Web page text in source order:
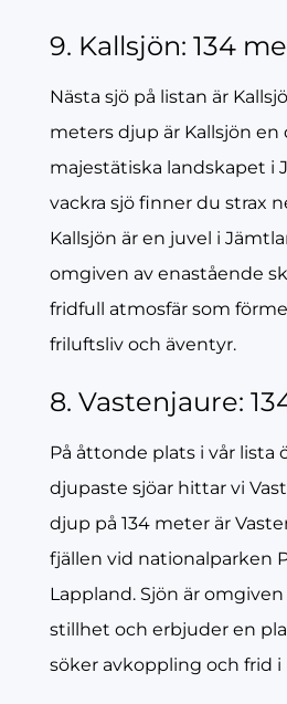
9. Kallsjön: 134
Nästa sjö på listan är
meters djup är Kallsjön en
majestätiska landskapet i
vackra sjö finner du strax
Kallsjön är en juvel i
omgiven av enastående
fridfull atmosfär som
friluftsliv och äventyr.
8. Vastenjaure:
På åttonde plats i vår lista
djupaste sjöar hittar vi
djup på 134 meter är
fjällen vid nationalparken
Lappland. Sjön är
stillhet och erbjuder en
söker avkoppling och frid i